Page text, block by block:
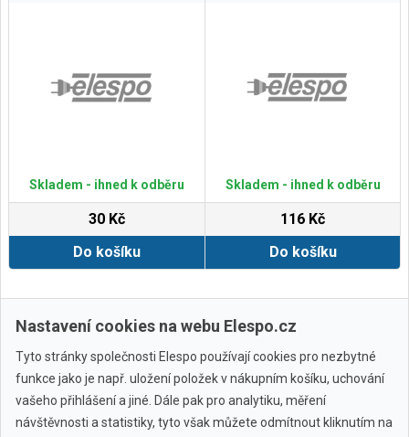
Skladem - ihned k odběru
30 Kč
Do košíku
Skladem - ihned k odběru
116 Kč
Do košíku
Zobrazit další
Nastavení cookies na webu Elespo.cz
Tyto stránky společnosti Elespo používají cookies pro nezbytné
funkce jako je např. uložení položek v nákupním košíku, uchování
vašeho přihlášení a jiné. Dále pak pro analytiku, měření
návštěvnosti a statistiky, tyto však můžete odmítnout kliknutím na